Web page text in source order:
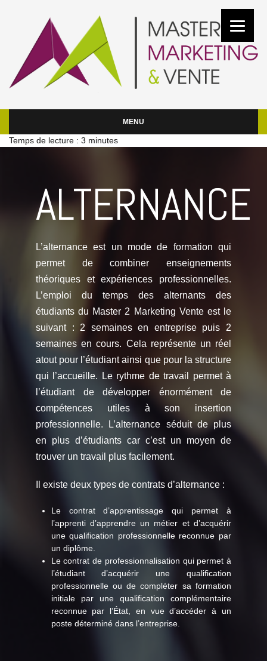
MENU
Temps de lecture : 3 minutes
ALTERNANCE
L’alternance est un mode de formation qui
permet de combiner enseignements
théoriques et expériences professionnelles.
L’emploi du temps des alternants des
étudiants du Master 2 Marketing Vente est le
suivant : 2 semaines en entreprise puis 2
semaines en cours. Cela représente un réel
atout pour l’étudiant ainsi que pour la structure
qui l’accueille. Le rythme de travail permet à
l’étudiant de développer énormément de
compétences utiles à son insertion
professionnelle. L’alternance séduit de plus
en plus d’étudiants car c’est un moyen de
trouver un travail plus facilement.
Il existe deux types de contrats d’alternance :
Le contrat d’apprentissage qui permet à
l’apprenti d’apprendre un métier et d’acquérir
une qualification professionnelle reconnue par
un diplôme.
Le contrat de professionnalisation qui permet à
l’étudiant d’acquérir une qualification
professionnelle ou de compléter sa formation
initiale par une qualification complémentaire
reconnue par l’État, en vue d’accéder à un
poste déterminé dans l’entreprise.